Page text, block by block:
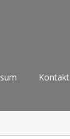
Kontakt